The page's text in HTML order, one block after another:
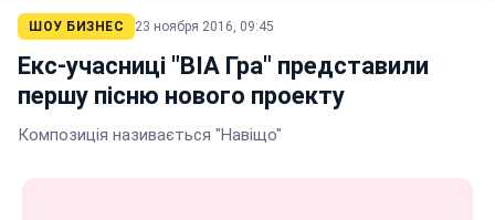
ШОУ БИЗНЕС 23 ноября 2016, 09:45
Екс-учасниці "ВІА Гра" представили
першу пісню нового проекту
Композиція називається "Навіщо"